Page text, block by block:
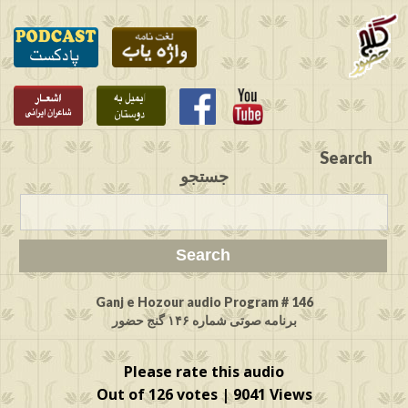
Search
جستجو
Ganj e Hozour audio Program # 146
برنامه صوتی شماره ۱۴۶ گنج حضور
Please rate this audio
Out of 126 votes | 9041 Views